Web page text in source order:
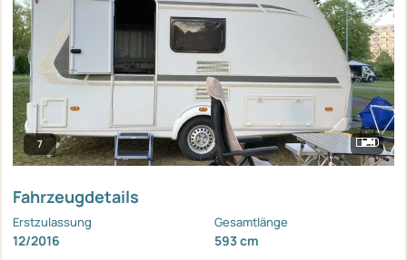
7
Fahrzeugdetails
Erstzulassung
12/2016
Gesamtlänge
593 cm